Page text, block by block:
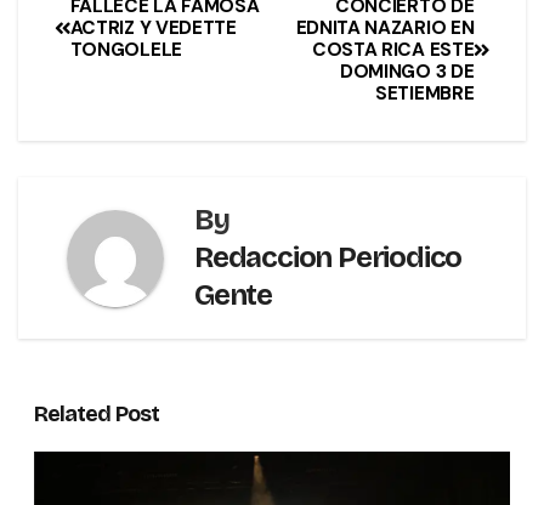
CONCIERTO DE
EDNITA NAZARIO EN
COSTA RICA ESTE
DOMINGO 3 DE
SETIEMBRE
FALLECE LA FAMOSA
ACTRIZ Y VEDETTE
TONGOLELE
By
Redaccion Periodico
Gente
Related Post